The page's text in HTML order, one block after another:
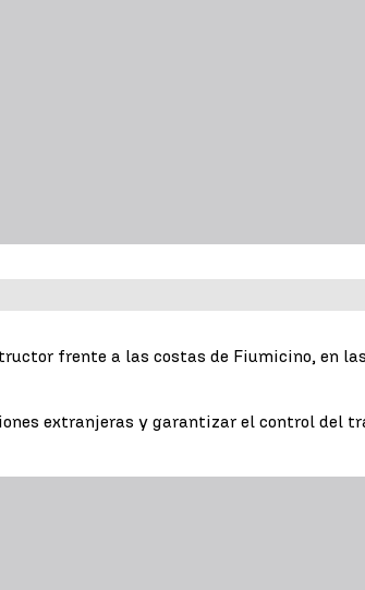
frente a las costas de Fiumicino, en
extranjeras y garantizar el control del